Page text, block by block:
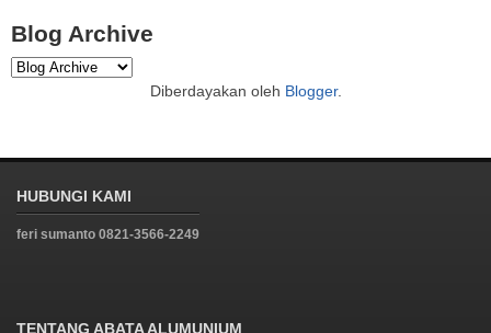
Blog Archive
Diberdayakan oleh Blogger.
HUBUNGI KAMI
feri sumanto 0821-3566-2249
TENTANG ABATA ALUMUNIUM